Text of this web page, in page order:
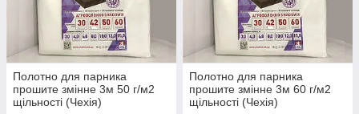
Полотно для парника
прошите змінне 3м 50 г/м2
щільності (Чехія)
Полотно для парника
прошите змінне 3м 60 г/м2
щільності (Чехія)